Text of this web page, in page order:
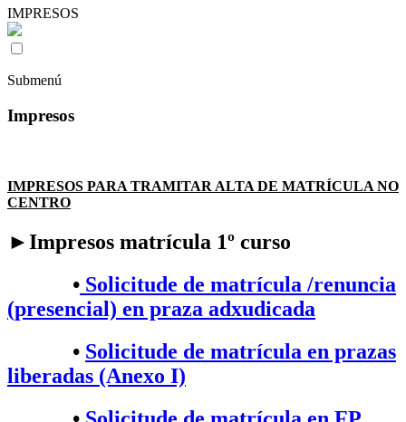
IMPRESOS
Submenú
Impresos
IMPRESOS PARA TRAMITAR ALTA DE MATRÍCULA NO
CENTRO
►Impresos matrícula 1º curso
• Solicitude de matrícula /renuncia
(presencial) en praza adxudicada
• Solicitude de matrícula en prazas
liberadas (Anexo I)